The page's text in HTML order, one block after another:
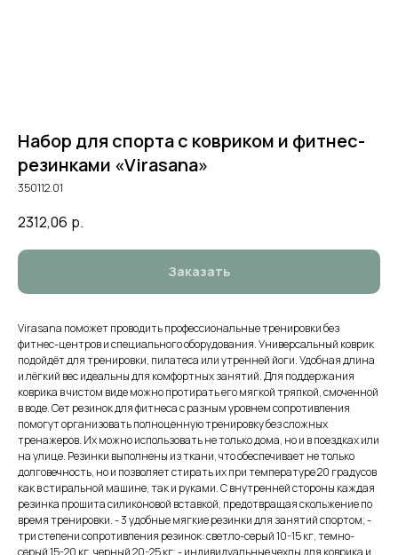
Набор для спорта с ковриком и фитнес-
резинками «Virasana»
350112.01
2312,06 р.
Заказать
Virasana поможет проводить профессиональные тренировки без
фитнес-центров и специального оборудования. Универсальный коврик
подойдёт для тренировки, пилатеса или утренней йоги. Удобная длина
и лёгкий вес идеальны для комфортных занятий. Для поддержания
коврика в чистом виде можно протирать его мягкой тряпкой, смоченной
в воде. Сет резинок для фитнеса с разным уровнем сопротивления
помогут организовать полноценную тренировку без сложных
тренажеров. Их можно использовать не только дома, но и в поездках или
на улице. Резинки выполнены из ткани, что обеспечивает не только
долговечность, но и позволяет стирать их при температуре 20 градусов
как в стиральной машине, так и руками. С внутренней стороны каждая
резинка прошита силиконовой вставкой, предотвращая скольжение по
время тренировки. - 3 удобные мягкие резинки для занятий спортом; -
три степени сопротивления резинок: светло-серый 10-15 кг, темно-